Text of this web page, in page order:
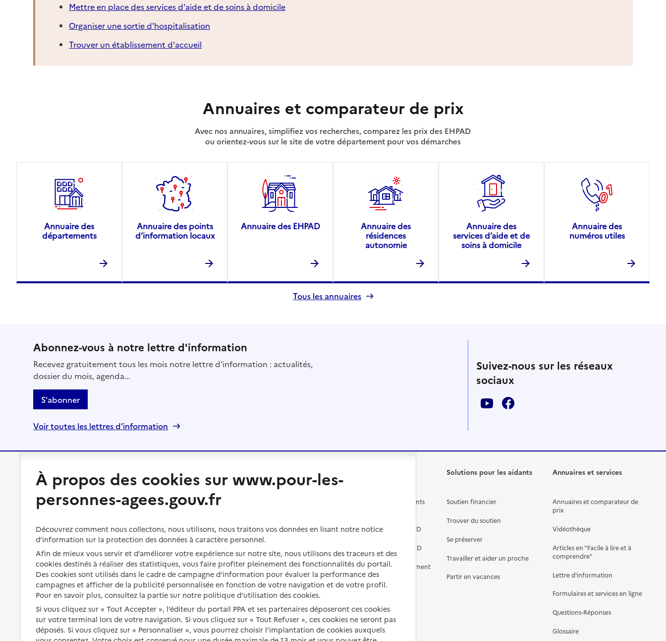
Mettre en place des services d'aide et de soins à domicile
Organiser une sortie d'hospitalisation
Trouver un établissement d'accueil
Annuaires et comparateur de prix
Avec nos annuaires, simplifiez vos recherches, comparez les prix des EHPAD
ou orientez-vous sur le site de votre département pour vos démarches
Annuaire des
départements
Annuaire des points
d’information locaux
Annuaire des EHPAD
Annuaire des
résidences
autonomie
Annuaire des
services d’aide et de
soins à domicile
Annuaire des
numéros utiles
Tous les annuaires
Abonnez-vous à notre lettre d'information
Recevez gratuitement tous les mois notre lettre d'information : actualités,
dossier du mois, agenda...
S'abonner
Voir toutes les lettres d'information
Suivez-nous sur les réseaux
sociaux
Préserver son autonomie
Perte d'autonomie : évaluation
et droits
Aménager son logement et
s'équiper
Préserver son autonomie et sa
santé
Organiser à l'avance sa propre
protection
Les mesures de protection
Les obligations de la famille
Vivre à domicile
Bénéficier d'aide à domicile
Aides financières
Solutions d'accueil temporaire
Partager son logement
Vivre à domicile avec une
Être hospitalisé
services pour seniors
Vivre en accueil familial
Autres solutions de logement
Les différents établissements
Préparer l'entrée en EHPAD
Aides financières en EHPAD
Prévention, accompagnement
et soins
Droits en EHPAD
Fin de vie en EHPAD
Solutions pour les aidants
Soutien financier
Trouver du soutien
Se préserver
Travailler et aider un proche
Partir en vacances
Annuaires et services
Annuaires et comparateur de
prix
Vidéothèque
Articles en "Facile à lire et à
comprendre"
Lettre d'information
Formulaires et services en ligne
Questions-Réponses
Glossaire
À propos des cookies sur www.pour-les-
personnes-agees.gouv.fr
Découvrez comment nous collectons, nous utilisons, nous traitons vos données en lisant notre notice
d’information sur la protection des données à caractère personnel.
Afin de mieux vous servir et d’améliorer votre expérience sur notre site, nous utilisons des traceurs et des
cookies destinés à réaliser des statistiques, vous faire profiter pleinement des fonctionnalités du portail.
Des cookies sont utilisés dans le cadre de campagne d’information pour évaluer la performance des
campagnes et afficher de la publicité personnalisée en fonction de votre navigation et de votre profil.
Pour en savoir plus, consultez la partie sur notre politique d'utilisation des cookies.
Si vous cliquez sur « Tout Accepter », l’éditeur du portail PPA et ses partenaires déposeront ces cookies
sur votre terminal lors de votre navigation. Si vous cliquez sur « Tout Refuser », ces cookies ne seront pas
déposés. Si vous cliquez sur « Personnaliser », vous pourrez choisir l’implantation de cookies auxquels